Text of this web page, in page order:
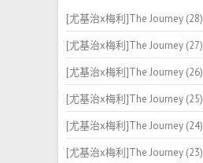
[尤基治x梅利]The Journey (28)
[尤基治x梅利]The Journey (27)
[尤基治x梅利]The Journey (26)
[尤基治x梅利]The Journey (25)
[尤基治x梅利]The Journey (24)
[尤基治x梅利]The Journey (23)